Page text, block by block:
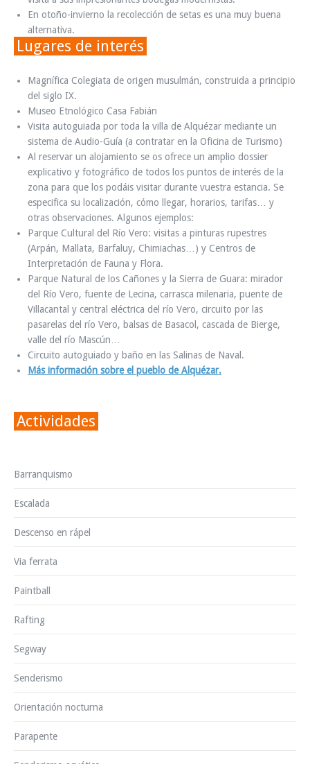
En otoño-invierno la recolección de setas es una muy buena
alternativa.
Lugares de interés
Magnífica Colegiata de origen musulmán, construida a principio
del siglo IX.
Museo Etnológico Casa Fabián
Visita autoguiada por toda la villa de Alquézar mediante un
sistema de Audio-Guía (a contratar en la Oficina de Turismo)
Al reservar un alojamiento se os ofrece un amplio dossier
explicativo y fotográfico de todos los puntos de interés de la
zona para que los podáis visitar durante vuestra estancia. Se
especifica su localización, cómo llegar, horarios, tarifas… y
otras observaciones. Algunos ejemplos:
Parque Cultural del Río Vero: visitas a pinturas rupestres
(Arpán, Mallata, Barfaluy, Chimiachas…) y Centros de
Interpretación de Fauna y Flora.
Parque Natural de los Cañones y la Sierra de Guara: mirador
del Río Vero, fuente de Lecina, carrasca milenaria, puente de
Villacantal y central eléctrica del río Vero, circuito por las
pasarelas del río Vero, balsas de Basacol, cascada de Bierge,
valle del río Mascún…
Circuito autoguiado y baño en las Salinas de Naval.
Más información sobre el pueblo de Alquézar.
Actividades
Barranquismo
Escalada
Descenso en rápel
Via ferrata
Paintball
Rafting
Segway
Senderismo
Orientación nocturna
Parapente